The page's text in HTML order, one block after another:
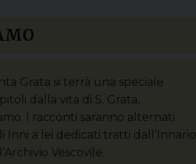
Grata si terrà una speciale
dalla vita di S. Grata,
I racconti saranno alternati
Inni a lei dedicati tratti dall’Innario
Vescovile.